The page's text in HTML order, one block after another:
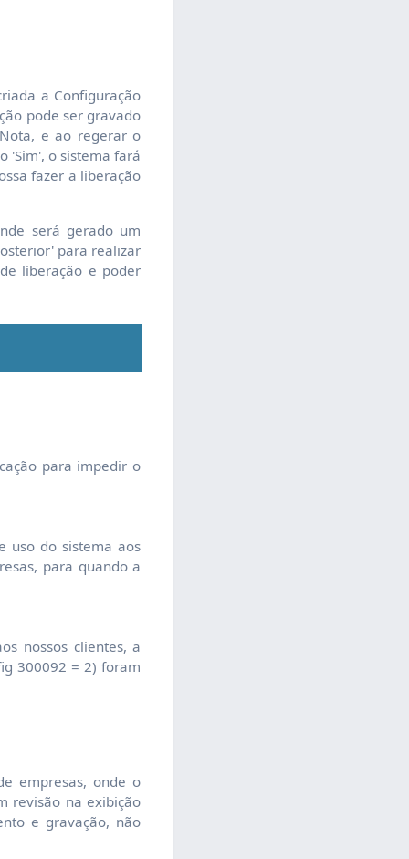
a Configuração
pode ser gravado
e ao regerar o
'Sim', o sistema fará
fazer a liberação
será gerado um
para realizar
liberação e poder
para impedir o
uso do sistema aos
para quando a
nossos clientes, a
300092 = 2) foram
empresas, onde o
revisão na exibição
e gravação, não